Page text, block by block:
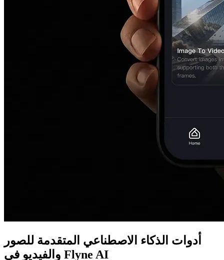
أدوات الذكاء الاصطناعي المتقدمة للصور
والفيديو في Flyne AI